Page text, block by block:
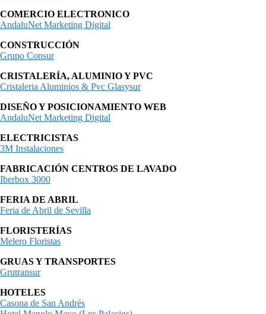
COMERCIO ELECTRONICO
AndaluNet Marketing Digital
CONSTRUCCIÓN
Grupo Consur
CRISTALERÍA, ALUMINIO Y PVC
Cristaleria Aluminios & Pvc Glasysur
DISEÑO Y POSICIONAMIENTO WEB
AndaluNet Marketing Digital
ELECTRICISTAS
3M Instalaciones
FABRICACIÓN CENTROS DE LAVADO
Iberbox 3000
FERIA DE ABRIL
Feria de Abril de Sevilla
FLORISTERÍAS
Melero Floristas
GRUAS Y TRANSPORTES
Grutransur
HOTELES
Casona de San Andrés